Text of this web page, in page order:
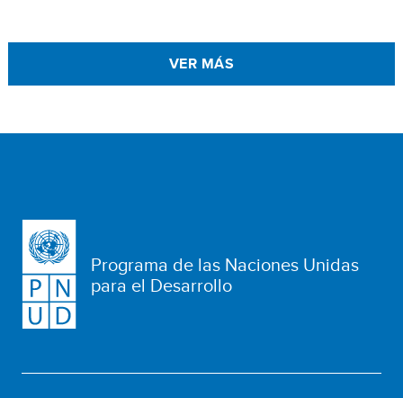
VER MÁS
Programa de las Naciones Unidas
para el Desarrollo